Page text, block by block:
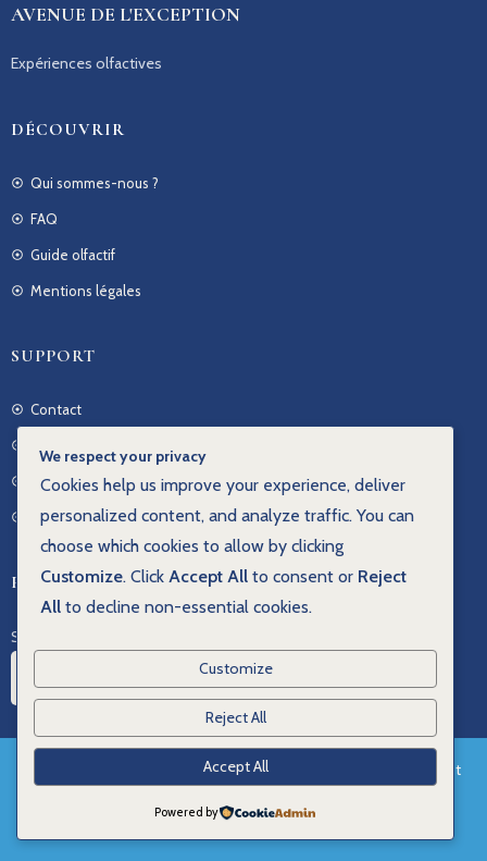
Ceci est une boutique de démonstration pour test
AVENUE DE L'EXCEPTION
Expériences olfactives
DÉCOUVRIR
Qui sommes-nous ?
FAQ
Guide olfactif
Mentions légales
SUPPORT
Contact
Politique de confidentialité
Politique de cookies
RESTER CONNECTÉ
Suivez-nous sur les réseaux
© COPYRIGHT – RÉALISONS ENSEMBLE VOTREIMAGE2MARQUE
© COPYRIGHT – RÉALISONS ENSEMBLE VOTREIMAGE2MARQUE
We respect your privacy
Cookies help us improve your experience, deliver
personalized content, and analyze traffic. You can
choose which cookies to allow by clicking
Customize. Click Accept All to consent or Reject
All to decline non-essential cookies.
Customize
Reject All
Accept All
Powered by